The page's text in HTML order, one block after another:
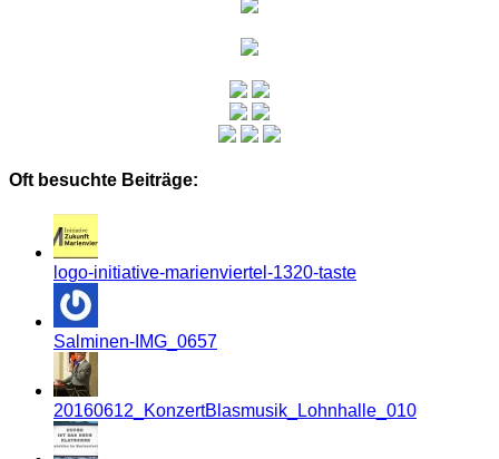
Oft besuchte Beiträge:
logo-initiative-marienviertel-1320-taste
Salminen-IMG_0657
20160612_KonzertBlasmusik_Lohnhalle_010